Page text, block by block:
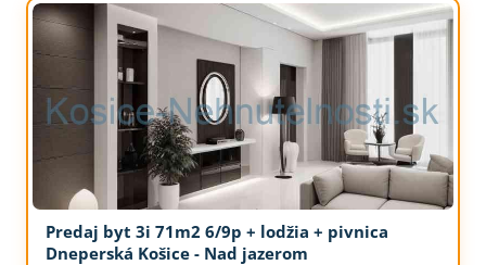
Predaj byt 3i 71m2 6/9p + lodžia + pivnica
Dneperská Košice - Nad jazerom